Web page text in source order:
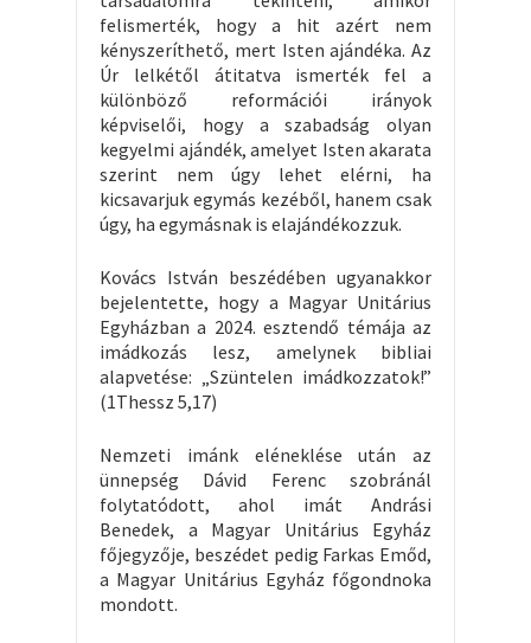
felismerték, hogy a hit azért nem
kényszeríthető, mert Isten ajándéka. Az
Úr lelkétől átitatva ismerték fel a
különböző reformációi irányok
képviselői, hogy a szabadság olyan
kegyelmi ajándék, amelyet Isten akarata
szerint nem úgy lehet elérni, ha
kicsavarjuk egymás kezéből, hanem csak
úgy, ha egymásnak is elajándékozzuk.
Kovács István beszédében ugyanakkor
bejelentette, hogy a Magyar Unitárius
Egyházban a 2024. esztendő témája az
imádkozás lesz, amelynek bibliai
alapvetése: „Szüntelen imádkozzatok!”
(1Thessz 5,17)
Nemzeti imánk eléneklése után az
ünnepség Dávid Ferenc szobránál
folytatódott, ahol imát Andrási
Benedek, a Magyar Unitárius Egyház
főjegyzője, beszédet pedig Farkas Emőd,
a Magyar Unitárius Egyház főgondnoka
mondott.